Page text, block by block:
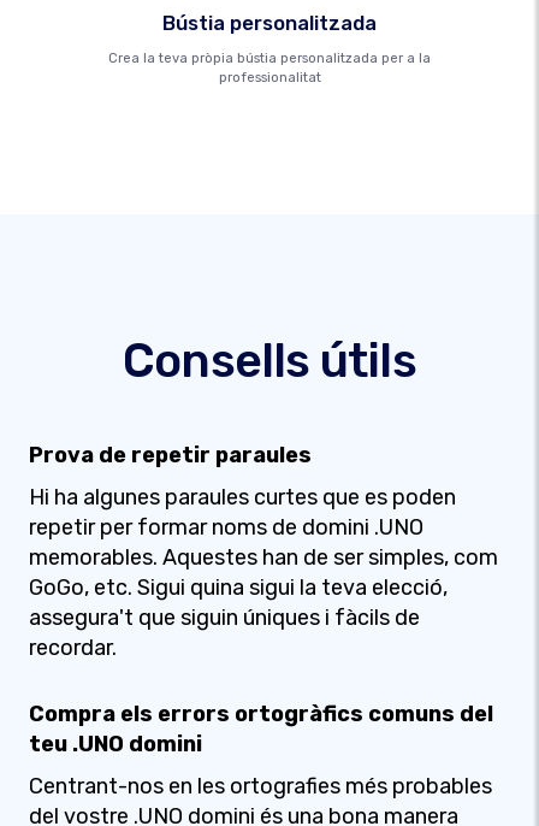
Bústia personalitzada
Crea la teva pròpia bústia personalitzada per a la
professionalitat
Consells útils
Prova de repetir paraules
Hi ha algunes paraules curtes que es poden
repetir per formar noms de domini .UNO
memorables. Aquestes han de ser simples, com
GoGo, etc. Sigui quina sigui la teva elecció,
assegura't que siguin úniques i fàcils de
recordar.
Compra els errors ortogràfics comuns del
teu .UNO domini
Centrant-nos en les ortografies més probables
del vostre .UNO domini és una bona manera